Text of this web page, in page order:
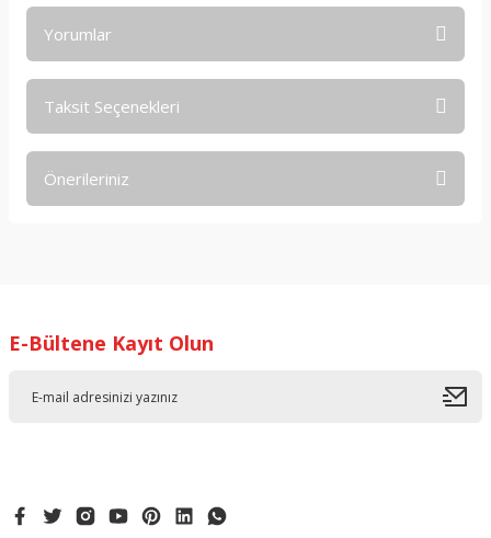
Yorumlar
Taksit Seçenekleri
Önerileriniz
Ürün resmi kalitesiz, bozuk veya görüntülenemiyor.
E-Bültene Kayıt Olun